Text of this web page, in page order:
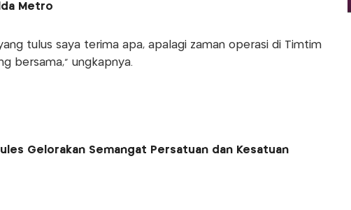
Metro
tulus saya terima apa, apalagi zaman operasi di Timtim
bersama," ungkapnya.
Gelorakan Semangat Persatuan dan Kesatuan